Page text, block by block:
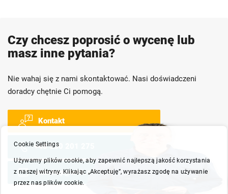
Czy chcesz poprosić o wycenę lub
masz inne pytania?
Nie wahaj się z nami skontaktować. Nasi doświadczeni
doradcy chętnie Ci pomogą.
Kontakt
+48 530 201 275
webshop@wkk.com.pl
Cookie Settings
Używamy plików cookie, aby zapewnić najlepszą jakość korzystania
z naszej witryny. Klikając „Akceptuję”, wyrażasz zgodę na używanie
przez nas plików cookie.